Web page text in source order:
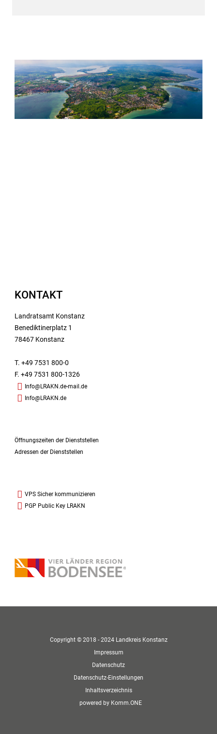
KONTAKT
Landratsamt Konstanz
Benediktinerplatz 1
78467 Konstanz
T. +49 7531 800-0
F. +49 7531 800-1326
Info@LRAKN.de-mail.de
Info@LRAKN.de
Öffnungszeiten der Dienststellen
Adressen der Dienststellen
VPS Sicher kommunizieren
PGP Public Key LRAKN
Copyright © 2018 - 2024 Landkreis Konstanz
Impressum
Datenschutz
Datenschutz-Einstellungen
Inhaltsverzeichnis
powered by Komm.ONE